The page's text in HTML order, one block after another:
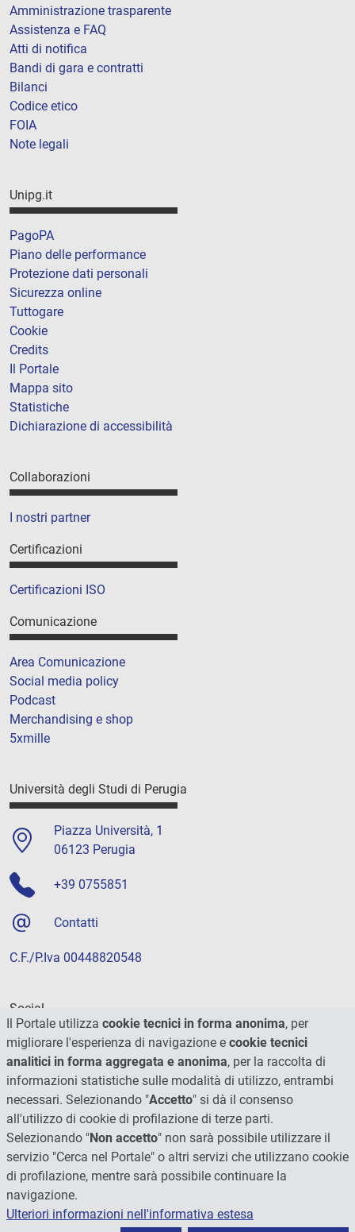
Amministrazione trasparente
Assistenza e FAQ
Atti di notifica
Bandi di gara e contratti
Bilanci
Codice etico
FOIA
Note legali
Unipg.it
PagoPA
Piano delle performance
Protezione dati personali
Sicurezza online
Tuttogare
Cookie
Credits
Il Portale
Mappa sito
Statistiche
Dichiarazione di accessibilità
Collaborazioni
I nostri partner
Certificazioni
Certificazioni ISO
Comunicazione
Area Comunicazione
Social media policy
Podcast
Merchandising e shop
5xmille
Università degli Studi di Perugia
Piazza Università, 1
06123 Perugia
+39 0755851
Contatti
C.F./P.Iva 00448820548
Social
Il Portale utilizza cookie tecnici in forma anonima, per
migliorare l'esperienza di navigazione e cookie tecnici
analitici in forma aggregata e anonima, per la raccolta di
informazioni statistiche sulle modalità di utilizzo, entrambi
necessari. Selezionando "Accetto" si dà il consenso
all'utilizzo di cookie di profilazione di terze parti.
Selezionando "Non accetto" non sarà possibile utilizzare il
servizio "Cerca nel Portale" o altri servizi che utilizzano cookie
di profilazione, mentre sarà possibile continuare la
navigazione.
Ulteriori informazioni nell'informativa estesa